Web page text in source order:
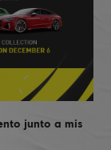
junto a mis